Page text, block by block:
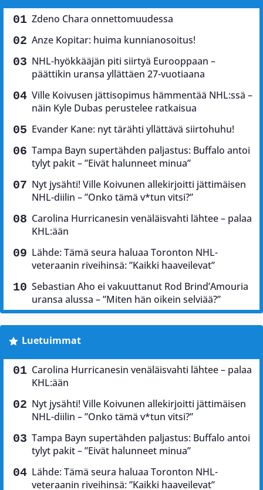
Zdeno Chara onnettomuudessa
Anze Kopitar: huima kunnianosoitus!
NHL-hyökkääjän piti siirtyä Eurooppaan –
päättikin uransa yllättäen 27-vuotiaana
Ville Koivusen jättisopimus hämmentää NHL:ssä –
näin Kyle Dubas perustelee ratkaisua
Evander Kane: nyt tärähti yllättävä siirtohuhu!
Tampa Bayn supertähden paljastus: Buffalo antoi
tylyt pakit – ”Eivät halunneet minua”
Nyt jysähti! Ville Koivunen allekirjoitti jättimäisen
NHL-diilin – ”Onko tämä v*tun vitsi?”
Carolina Hurricanesin venäläisvahti lähtee – palaa
KHL:ään
Lähde: Tämä seura haluaa Toronton NHL-
veteraanin riveihinsä: ”Kaikki haaveilevat”
Sebastian Aho ei vakuuttanut Rod Brind’Amouria
uransa alussa – ”Miten hän oikein selviää?”
Luetuimmat
Carolina Hurricanesin venäläisvahti lähtee – palaa
KHL:ään
Nyt jysähti! Ville Koivunen allekirjoitti jättimäisen
NHL-diilin – ”Onko tämä v*tun vitsi?”
Tampa Bayn supertähden paljastus: Buffalo antoi
tylyt pakit – ”Eivät halunneet minua”
Lähde: Tämä seura haluaa Toronton NHL-
veteraanin riveihinsä: ”Kaikki haaveilevat”